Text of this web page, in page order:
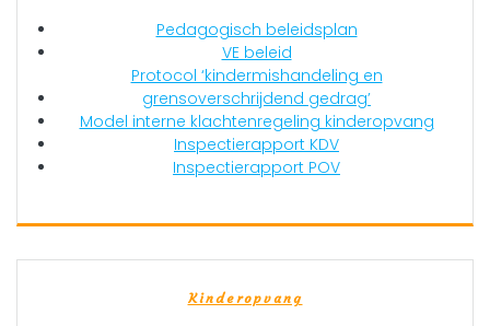
Pedagogisch beleidsplan
VE beleid
Protocol ‘kindermishandeling en
grensoverschrijdend gedrag’
Model interne klachtenregeling kinderopvang
Inspectierapport KDV
Inspectierapport POV
Kinderopvang